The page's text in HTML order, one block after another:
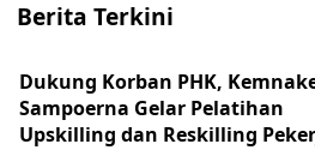
Berita Terkini
Dukung Korban PHK,
Sampoerna Gelar Pelatihan
Upskilling dan Reskilling